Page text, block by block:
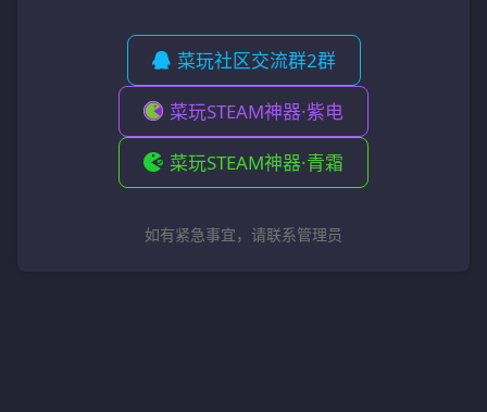
菜玩社区交流群2群
菜玩STEAM神器·紫电
菜玩STEAM神器·青霜
如有紧急事宜，请联系管理员